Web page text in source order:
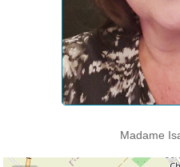
Madame